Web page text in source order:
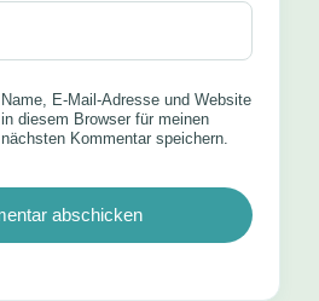
Name, E-Mail-Adresse und Website
in diesem Browser für meinen
nächsten Kommentar speichern.